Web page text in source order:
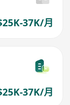
37K/月
37K/月